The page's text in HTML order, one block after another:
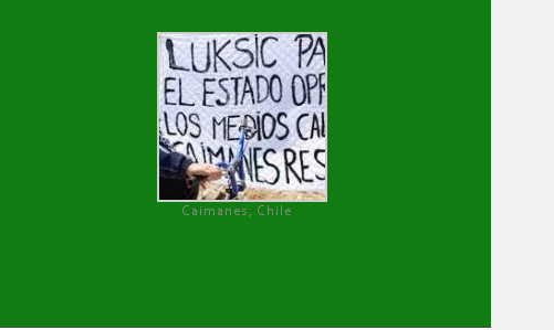
Caimanes, Chile